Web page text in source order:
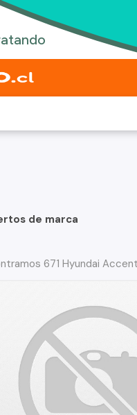
de marca
671 Hyundai